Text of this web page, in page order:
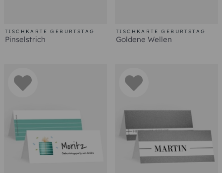
TISCHKARTE GEBURTSTAG
Pinselstrich
TISCHKARTE GEBURTSTAG
Goldene Wellen